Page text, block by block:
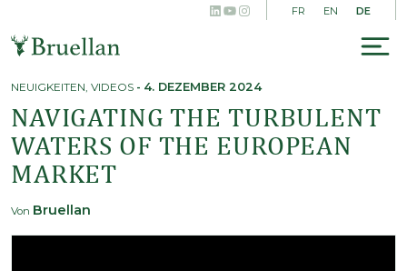
to
content
LinkedIn
YouTube
Instagram
FR EN DE
NEUIGKEITEN VIDEOS - 4. DEZEMBER 2024
NAVIGATING THE TURBULENT
WATERS OF THE EUROPEAN
MARKET
Von Bruellan